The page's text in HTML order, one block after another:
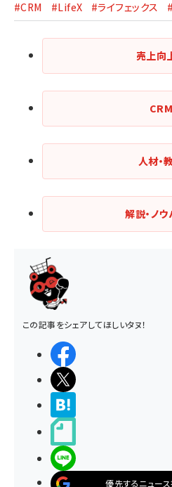
#CRM #LifeX #ライフェックス
売上向
CRM
人材・
解説・ノ
この記事をシェアしてほしいタヌ！
優先するニュー